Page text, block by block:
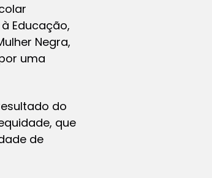
Educação,
Negra,
uma
do
que
de